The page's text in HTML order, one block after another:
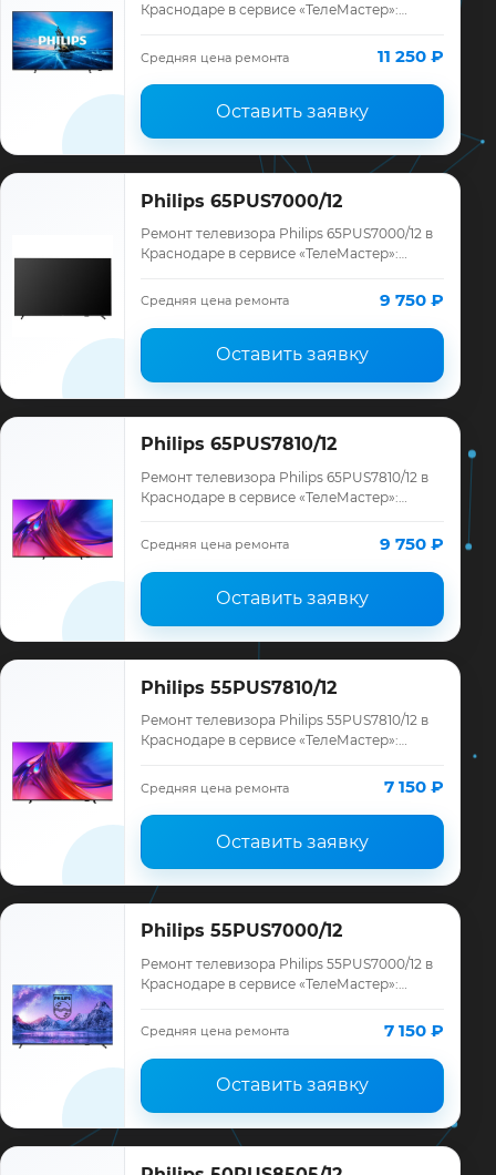
Краснодаре в сервисе «ТелеМастер»:
ремонта, запчасти и гарантия до 12
месяце…
Средняя цена ремонта 11 250 ₽
Оставить заявку
Philips 65PUS7000/12
Ремонт телевизора Philips 65PUS7000/12 в
Краснодаре в сервисе «ТелеМастер»:
ремонта, запчасти и гарантия до 12
Средняя цена ремонта 9 750 ₽
Оставить заявку
Philips 65PUS7810/12
Ремонт телевизора Philips 65PUS7810/12 в
Краснодаре в сервисе «ТелеМастер»:
ремонта, запчасти и гарантия до 12
месяце…
Средняя цена ремонта 9 750 ₽
Оставить заявку
Philips 55PUS7810/12
Ремонт телевизора Philips 55PUS7810/12 в
Краснодаре в сервисе «ТелеМастер»:
ремонта, запчасти и гарантия до 12
месяце…
Средняя цена ремонта 7 150 ₽
Оставить заявку
Philips 55PUS7000/12
Ремонт телевизора Philips 55PUS7000/12 в
Краснодаре в сервисе «ТелеМастер»:
ремонта, запчасти и гарантия до 12
месяце…
Средняя цена ремонта 7 150 ₽
Оставить заявку